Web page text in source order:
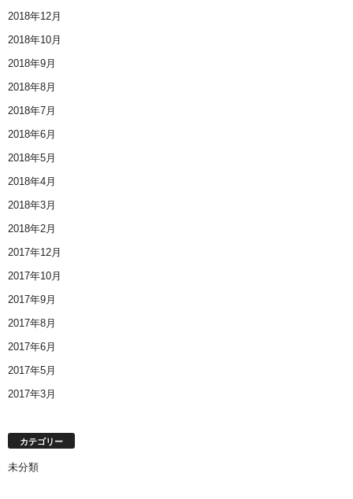
2018年12月
2018年10月
2018年9月
2018年8月
2018年7月
2018年6月
2018年5月
2018年4月
2018年3月
2018年2月
2017年12月
2017年10月
2017年9月
2017年8月
2017年6月
2017年5月
2017年3月
カテゴリー
未分類